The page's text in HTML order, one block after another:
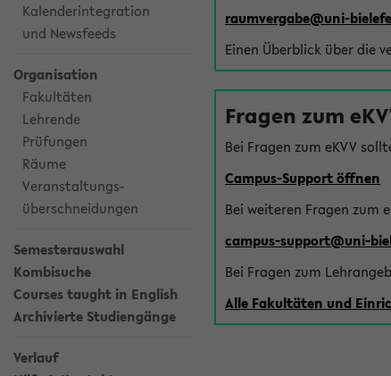
Kalenderintegration
und Newsfeeds
Organisation
Fakultäten
Lehrende
Prüfungen
Räume
Veranstaltungs-
überschneidungen
Semesterauswahl
Kombisuche
Courses taught in English
Archivierte Studiengänge
Verlauf
raumvergabe@uni-
Einen Überblick über die
Fragen zum
Bei Fragen zum eKVV
Campus-Support öffnen
Bei weiteren Fragen zum
campus-support@uni-
Bei Fragen zum
Alle Fakultäten und